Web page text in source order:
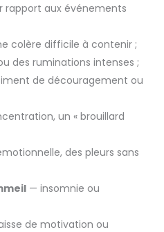
rapport aux événements
colère difficile à contenir ;
des ruminations intenses ;
de découragement ou
un « brouillard
des pleurs sans
— insomnie ou
de motivation ou